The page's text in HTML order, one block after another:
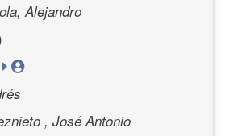
Alejandro
, José Antonio